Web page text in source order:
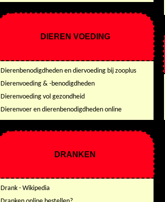
DIEREN VOEDING
Dierenbenodigdheden en diervoeding bij zooplus
Dierenvoeding & -benodigdheden
Dierenvoeding vol gezondheid
Dierenvoer en dierenbenodigdheden online
DRANKEN
Drank - Wikipedia